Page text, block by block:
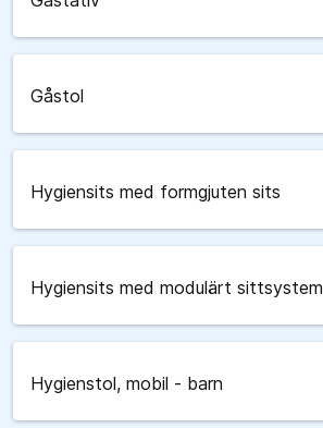
Gåstol
Hygiensits med formgjuten sits
Hygiensits med modulärt sittsystem
Hygienstol, mobil - barn